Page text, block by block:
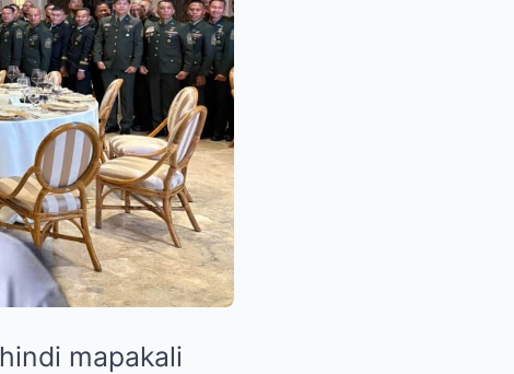
mapakali